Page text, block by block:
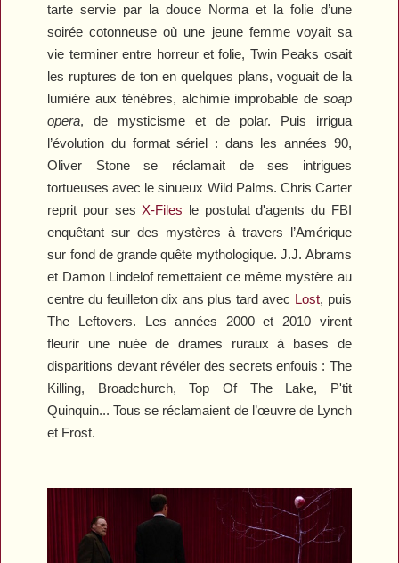
tarte servie par la douce Norma et la folie d’une
soirée cotonneuse où une jeune femme voyait sa
vie terminer entre horreur et folie, Twin Peaks osait
les ruptures de ton en quelques plans, voguait de la
lumière aux ténèbres, alchimie improbable de soap
opera, de mysticisme et de polar. Puis irrigua
l’évolution du format sériel : dans les années 90,
Oliver Stone se réclamait de ses intrigues
tortueuses avec le sinueux Wild Palms. Chris Carter
reprit pour ses X-Files le postulat d'agents du FBI
enquêtant sur des mystères à travers l’Amérique
sur fond de grande quête mythologique. J.J. Abrams
et Damon Lindelof remettaient ce même mystère au
centre du feuilleton dix ans plus tard avec Lost, puis
The Leftovers. Les années 2000 et 2010 virent
fleurir une nuée de drames ruraux à bases de
disparitions devant révéler des secrets enfouis : The
Killing, Broadchurch,Top Of The Lake, P'tit
Quinquin... Tous se réclamaient de l’œuvre de Lynch
et Frost.